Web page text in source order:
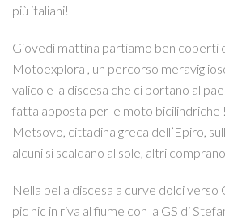
più italiani!
Giovedì mattina partiamo ben coperti
Motoexplora , un percorso
valico e la discesa che ci portano al
fatta apposta per le moto bicilindriche
Metsovo, cittadina greca dell’Epiro,
alcuni si scaldano al sole, altri
Nella bella discesa a curve dolci verso
pic nic in riva al fiume con la GS di